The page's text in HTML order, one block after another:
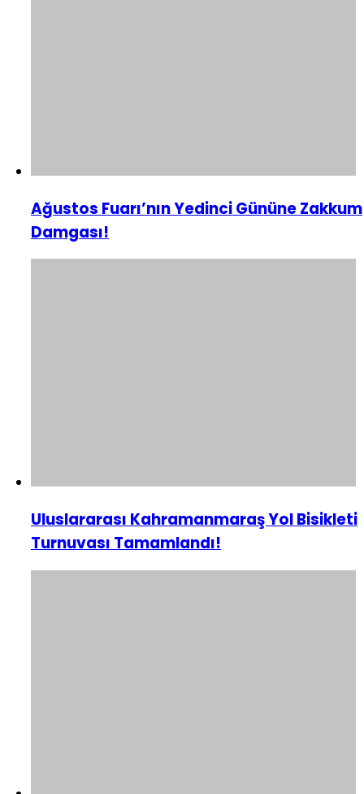
Ağustos Fuarı’nın Yedinci Gününe Zakkum
Damgası!
Uluslararası Kahramanmaraş Yol Bisikleti
Turnuvası Tamamlandı!